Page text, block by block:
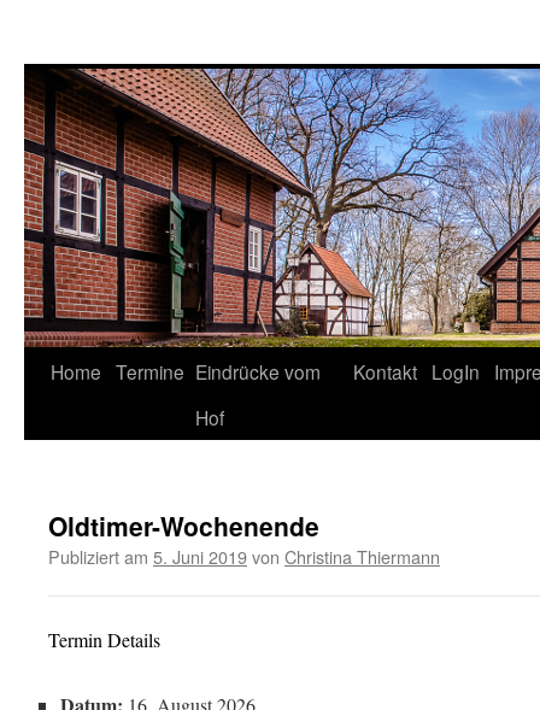
Springe
Home Termine Eindrücke vom
Hof
Kontakt LogIn
Oldtimer-Wochenende
Publiziert am 5. Juni 2019von Christina Thiermann
Termin Details
16. August 2026